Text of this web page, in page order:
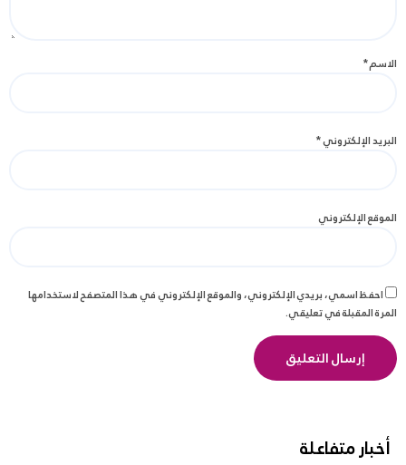
الاسم*
البريد الإلكتروني*
الموقع الإلكتروني
احفظ اسمي، بريدي الإلكتروني، والموقع الإلكتروني في هذا المتصفح لاستخدامها
المرة المقبلة في تعليقي.
أخبار متفاعلة